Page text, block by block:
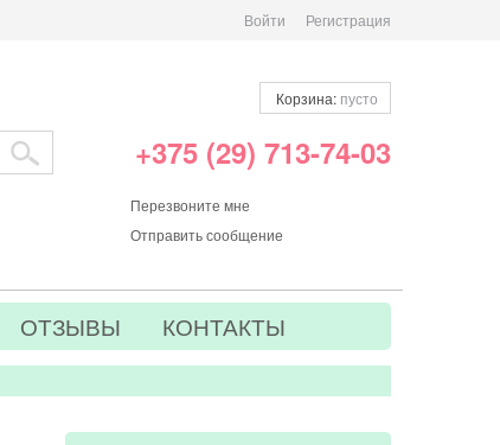
Войти Регистрация
Корзина: пусто
+375 (29) 713-74-03
Перезвоните мне
Отправить сообщение
ОТЗЫВЫ КОНТАКТЫ